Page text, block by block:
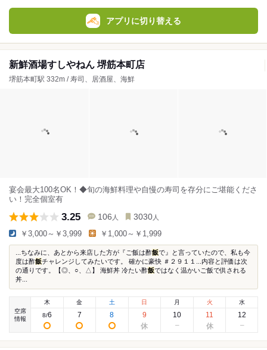
アプリに切り替える
新鮮酒場すしやねん 堺筋本町店
堺筋本町駅 332m / 寿司、居酒屋、海鮮
宴会最大100名OK！◆旬の海鮮料理や自慢の寿司を存分にご堪能くださ
い！完全個室有
3.25 106 人 3030 人
￥3,000～￥3,999 ￥1,000～￥1,999
...ちなみに、あとから来店した方が『ご飯は酢飯で』と言っていたので、私も今
度は酢飯チャレンジしてみたいです。 確かに豪快 ＃２９１１...内容と評価は次
の通りです。【◎、○、△】 海鮮丼 冷たい酢飯ではなく温かいご飯で供される
丼...
空席
情報
木
8/6
金
7
土
8
日
9
月
10
火
11
水
12